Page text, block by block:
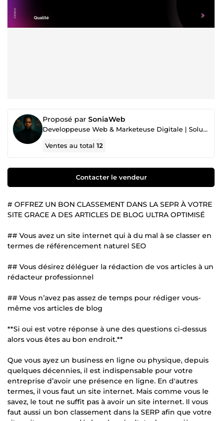
Proposé par SoniaWeb
Developpeuse Web & Marketeuse Digitale | Solutions E-commerce & IA 🚀
Ventes au total12
Contacter le vendeur
# OFFREZ UN BON CLASSEMENT DANS LA SEPR À VOTRE
SITE GRACE A DES ARTICLES DE BLOG ULTRA OPTIMISÉ
## Vous avez un site internet qui à du mal à se classer en
termes de référencement naturel SEO
## Vous désirez déléguer la rédaction de vos articles à un
rédacteur professionnel
## Vous n’avez pas assez de temps pour rédiger vous-
même vos articles de blog
**Si oui est votre réponse à une des questions ci-dessus
alors vous êtes au bon endroit.**
Que vous ayez un business en ligne ou physique, depuis
quelques décennies, il est indispensable pour votre
entreprise d’avoir une présence en ligne. En d'autres
termes, il vous faut un site internet. Mais comme vous le
savez, le tout ne suffit pas à avoir un site internet. Il vous
faut aussi un bon classement dans la SERP afin que votre